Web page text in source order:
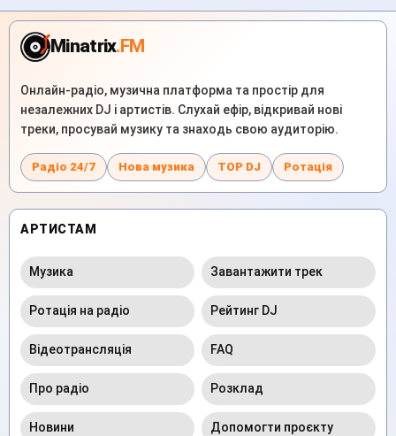
Minatrix.FM
Онлайн-радіо, музична платформа та простір для
незалежних DJ і артистів. Слухай ефір, відкривай нові
треки, просувай музику та знаходь свою аудиторію.
Радіо 24/7 Нова музика TOP DJ Ротація
АРТИСТАМ
Музика Завантажити трек
Ротація на радіо Рейтинг DJ
Відеотрансляція FAQ
Про радіо Розклад
Новини Допомогти проєкту